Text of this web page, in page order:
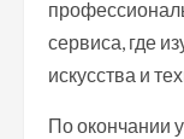
сервиса, где
искусства и
По окончании